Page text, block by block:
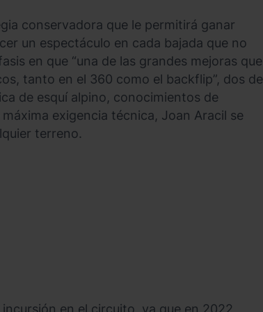
conservadora que le permitirá ganar
un espectáculo en cada bajada que no
en que “una de las grandes mejoras que
tanto en el 360 como el backflip”, dos de
de esquí alpino, conocimientos de
exigencia técnica, Joan Aracil se
terreno.